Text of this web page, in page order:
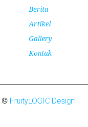
Berita
Artikel
Gallery
Kontak
© FruityLOGIC Design